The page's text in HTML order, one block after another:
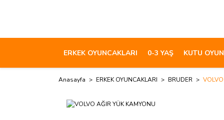
ERKEK OYUNCAKLARI 0-3 YAŞ KUTU
Anasayfa ERKEK OYUNCAKLARI BRUDER